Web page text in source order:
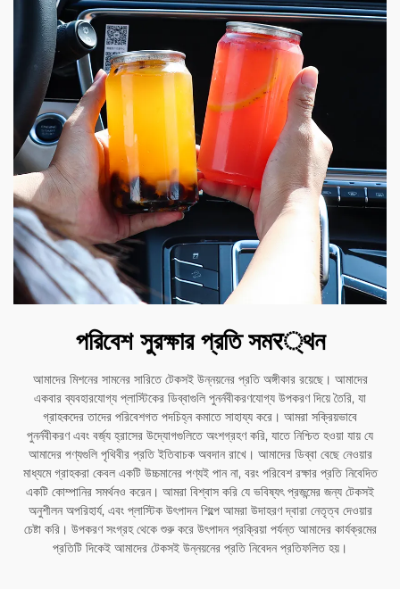
পরিবেশ সুরক্ষার প্রতি সমर্থন
আমাদের মিশনের সামনের সারিতে টেকসই উন্নয়নের প্রতি অঙ্গীকার রয়েছে। আমাদের
একবার ব্যবহারযোগ্য প্লাস্টিকের ডিব্বাগুলি পুনর্নবীকরণযোগ্য উপকরণ দিয়ে তৈরি, যা
গ্রাহকদের তাদের পরিবেশগত পদচিহ্ন কমাতে সাহায্য করে। আমরা সক্রিয়ভাবে
পুনর্নবীকরণ এবং বর্জ্য হ্রাসের উদ্যোগগুলিতে অংশগ্রহণ করি, যাতে নিশ্চিত হওয়া যায় যে
আমাদের পণ্যগুলি পৃথিবীর প্রতি ইতিবাচক অবদান রাখে। আমাদের ডিব্বা বেছে নেওয়ার
মাধ্যমে গ্রাহকরা কেবল একটি উচ্চমানের পণ্যই পান না, বরং পরিবেশ রক্ষার প্রতি নিবেদিত
একটি কোম্পানির সমর্থনও করেন। আমরা বিশ্বাস করি যে ভবিষ্যৎ প্রজন্মের জন্য টেকসই
অনুশীলন অপরিহার্য, এবং প্লাস্টিক উৎপাদন শিল্পে আমরা উদাহরণ দ্বারা নেতৃত্ব দেওয়ার
চেষ্টা করি। উপকরণ সংগ্রহ থেকে শুরু করে উৎপাদন প্রক্রিয়া পর্যন্ত আমাদের কার্যক্রমের
প্রতিটি দিকেই আমাদের টেকসই উন্নয়নের প্রতি নিবেদন প্রতিফলিত হয়।